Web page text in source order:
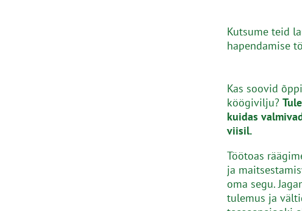
Kutsume teid
hapendamise
Kas soovid
köögivilju?
kuidas
viisil.
Töötoas
ja
oma segu.
tulemus ja